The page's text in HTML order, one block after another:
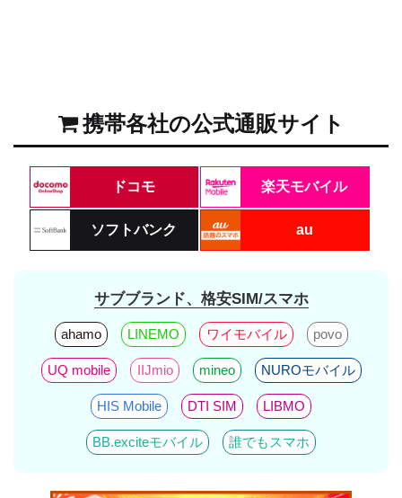
携帯各社の公式通販サイト
ドコモ 楽天モバイル
ソフトバンク au
サブブランド、格安SIM/スマホ
ahamo LINEMO ワイモバイル povo
UQ mobile IIJmio mineo NUROモバイル
HIS Mobile DTI SIM LIBMO
BB.exciteモバイル 誰でもスマホ